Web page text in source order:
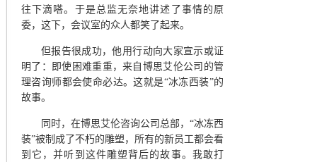
往下滴嗒。于是总监无奈地讲述了事情的原
委，这下，会议室的众人都笑了起来。
但报告很成功，他用行动向大家宣示或证
明了：即使困难重重，来自博思艾伦公司的管
理咨询师都会使命必达。这就是“冰冻西装”的
故事。
同时，在博思艾伦咨询公司总部， “冰冻西
装”被制成了不朽的雕塑，所有的新员工都会看
到它，并听到这件雕塑背后的故事。我敢打